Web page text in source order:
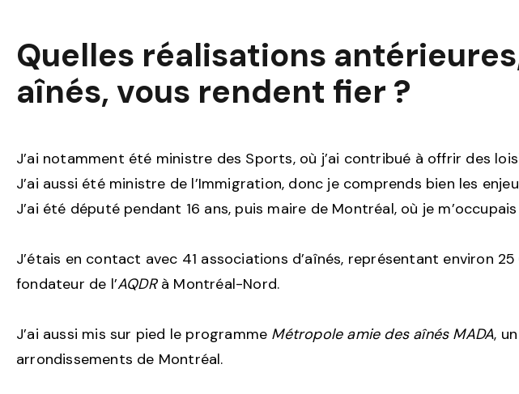
Quelles réalisations
aînés, vous rendent fier ?
J’ai notamment été ministre des Sports, où j’ai contribué à offrir des
J’ai aussi été ministre de l’Immigration, donc je comprends bien les
J’ai été député pendant 16 ans, puis maire de Montréal, où je
J’étais en contact avec 41 associations d’aînés, représentant environ
fondateur de l’AQDRà Montréal-Nord.
J’ai aussi mis sur pied le programme Métropole amie des aînés MADA,
arrondissements de Montréal.